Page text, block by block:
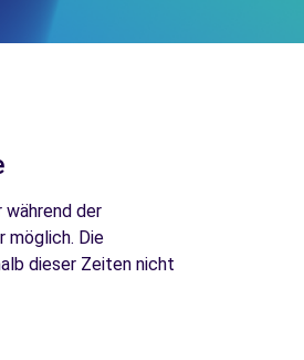
während der
möglich. Die
dieser Zeiten nicht